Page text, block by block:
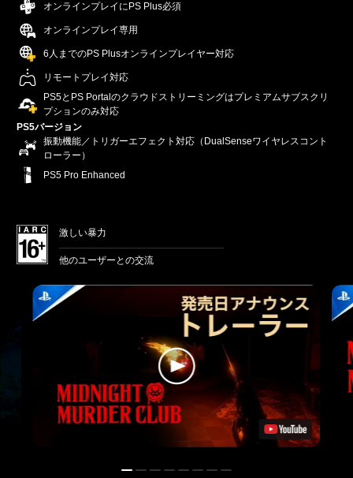
オンラインプレイにPS Plus必須
オンラインプレイ専用
6人までのPS Plusオンラインプレイヤー対応
リモートプレイ対応
PS5とPS Portalのクラウドストリーミングはプレミアムサブスクリ
プションのみ対応
PS5バージョン
振動機能／トリガーエフェクト対応（DualSenseワイヤレスコント
ローラー）
PS5 Pro Enhanced
激しい暴力
他のユーザーとの交流